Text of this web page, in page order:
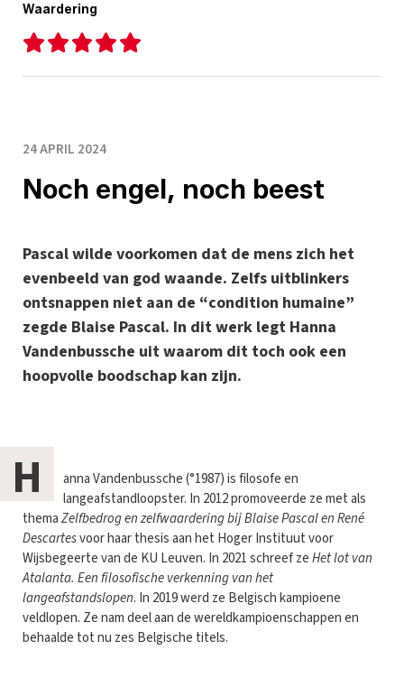
Waardering
24 APRIL 2024
Noch engel, noch beest
Pascal wilde voorkomen dat de mens zich het
evenbeeld van god waande. Zelfs uitblinkers
ontsnappen niet aan de “condition humaine”
zegde Blaise Pascal. In dit werk legt Hanna
Vandenbussche uit waarom dit toch ook een
hoopvolle boodschap kan zijn.
H
anna Vandenbussche (°1987) is filosofe en
langeafstandloopster. In 2012 promoveerde ze met als
themaZelfbedrog en zelfwaardering bij Blaise Pascal en René
Descartesvoor haar thesis aan het Hoger Instituut voor
Wijsbegeerte van de KU Leuven. In 2021 schreef zeHet lot van
Atalanta. Een filosofische verkenning van het
langeafstandslopen. In 2019 werd ze Belgisch kampioene
veldlopen. Ze nam deel aan de wereldkampioenschappen en
behaalde tot nu zes Belgische titels.